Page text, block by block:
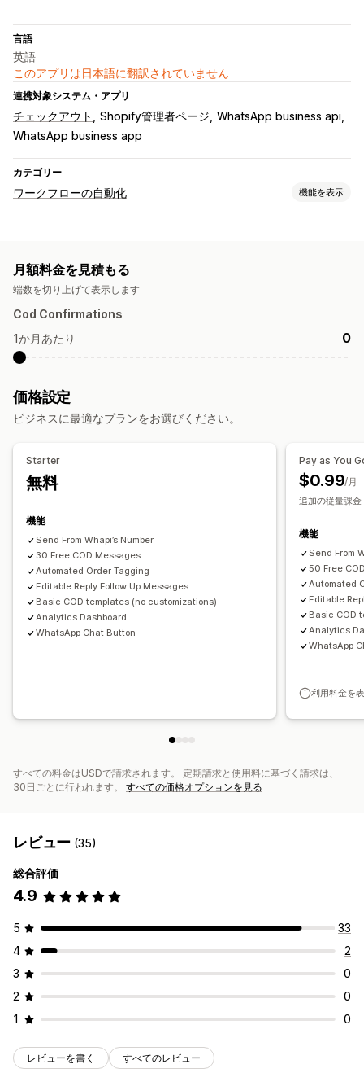
言語
英語
このアプリは日本語に翻訳されていません
連携対象システム・アプリ
チェックアウト Shopify管理者ページ WhatsApp business api
WhatsApp business app
カテゴリー
ワークフローの自動化 機能を表示
カスタマイズ
月額料金を見積もる
端数を切り上げて表示します
Cod Confirmations
1か月あたり
0
価格設定
ビジネスに最適なプランをお選びください。
Starter
無料
機能
Send From Whapi’s Number
30 Free COD Messages
Automated Order Tagging
Editable Reply Follow Up Messages
Basic COD templates (no customizations)
Analytics Dashboard
WhatsApp Chat Button
Pay as You
$0.99/月
追加の従量課金
機能
Send From
50 Free
Automated
Editable
Basic COD
Analytics
WhatsApp
利用料金を
すべての料金はUSDで請求されます。 定期請求と使用料に基づく請求は、
30日ごとに行われます。 すべての価格オプションを見る
レビュー (35)
総合評価
4.9
5
33
4
2
3
0
2
0
1
0
レビューを書く すべてのレビュー